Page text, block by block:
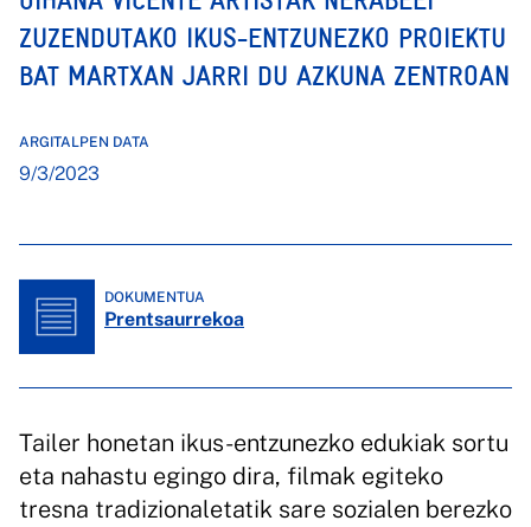
ZUZENDUTAKO IKUS-ENTZUNEZKO PROIEKTU
BAT MARTXAN JARRI DU AZKUNA ZENTROAN
ARGITALPEN DATA
9/3/2023
DOKUMENTUA
Prentsaurrekoa
Tailer honetan ikus-entzunezko edukiak sortu
eta nahastu egingo dira, filmak egiteko
tresna tradizionaletatik sare sozialen berezko